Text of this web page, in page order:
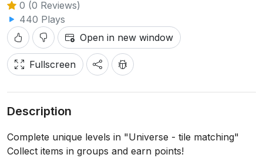
0 (0 Reviews)
440 Plays
Open in new window
Fullscreen
Description
Complete unique levels in "Universe - tile matching"
Collect items in groups and earn points!